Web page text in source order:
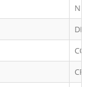
DF
CCX
CF1